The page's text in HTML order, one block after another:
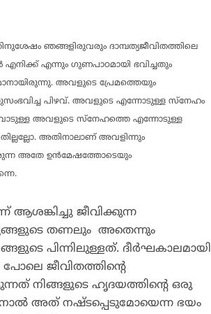
ഞങ്ങളിരുവരും ദാമ്പത്യജീവിതത്തിലെ
എന്നും ഗുണപാഠമായി ഭവിച്ചതും
അവളുടെ പ്രേമത്തെയും
പിഴവ്. അവളുടെ എന്നോടുള്ള സ്‌നേഹം
അവളുടെ സ്‌നേഹത്തെ എന്നോടുള്ള
അതിനാലാണ് അവളിന്നും
അതേ ഉന്‍മേഷത്തോടെയും
ആശങ്കിച്ചു ജീവിക്കുന്ന
തണലും അതെന്നും
പിന്നിലുള്ളത്. ദീര്‍ഘകാലമായി
ജീവിതത്തിന്റെ
നിങ്ങളുടെ ഹൃദയത്തിന്റെ ഒരു
അത് നഷ്ടപ്പെടുമോയെന്ന ഭയം